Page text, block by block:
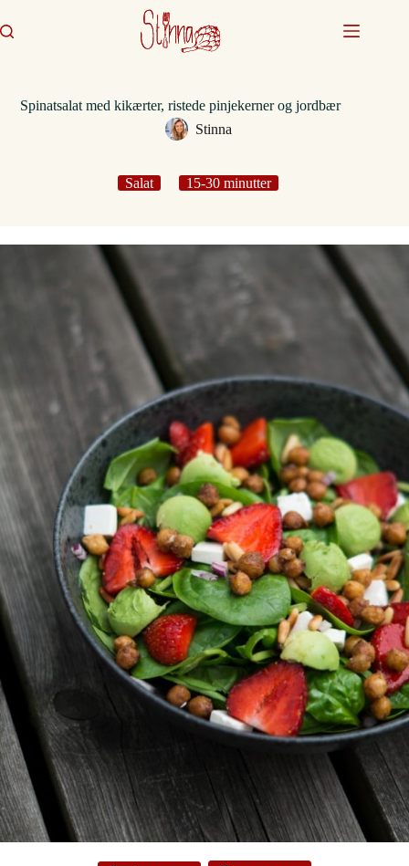
til
indhold
Spinatsalat med kikærter, ristede pinjekerner og jordbær
Stinna
Salat 15-30 minutter